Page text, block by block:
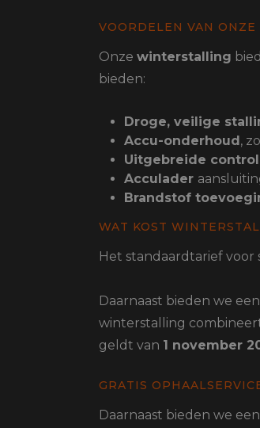
VOORDELEN VAN
Onze winterstalling
bieden:
Droge, veilige
Accu-onderhoud,
Uitgebreide
Acculader
Brandstof
WAT KOST
Het standaardtarief voor
Daarnaast bieden we een
winterstalling
geldt van 1 november
GRATIS
Daarnaast bieden we een